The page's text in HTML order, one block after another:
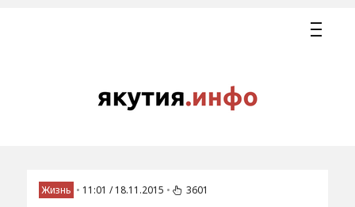
Жизнь • 11:01 / 18.11.2015 • 3601